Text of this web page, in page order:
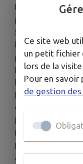
Le même jour, la
pays d’Évian –
Station
l’architecture et
premier étage
Projet cofinancé
la Direction
DRAC.
OUVERT à partir
HORAIRES - En
le mardi) de 10h à
De septembre à
dimanche de 10h
Ce site web
un petit fichier
lors de la visite
Pour en savoir
de gestion